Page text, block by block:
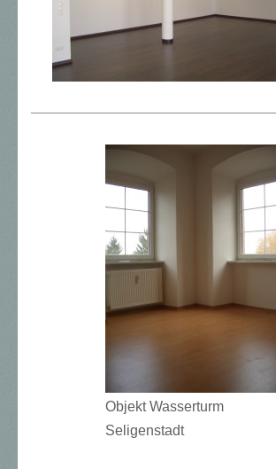
Objekt Wasserturm
Seligenstadt